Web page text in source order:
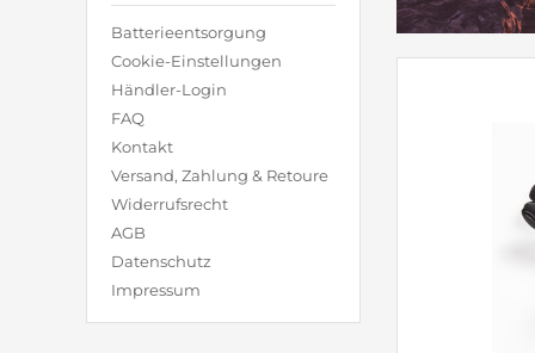
Batterieentsorgung
Cookie-Einstellungen
Händler-Login
FAQ
Kontakt
Versand, Zahlung & Retoure
Widerrufsrecht
AGB
Datenschutz
Impressum